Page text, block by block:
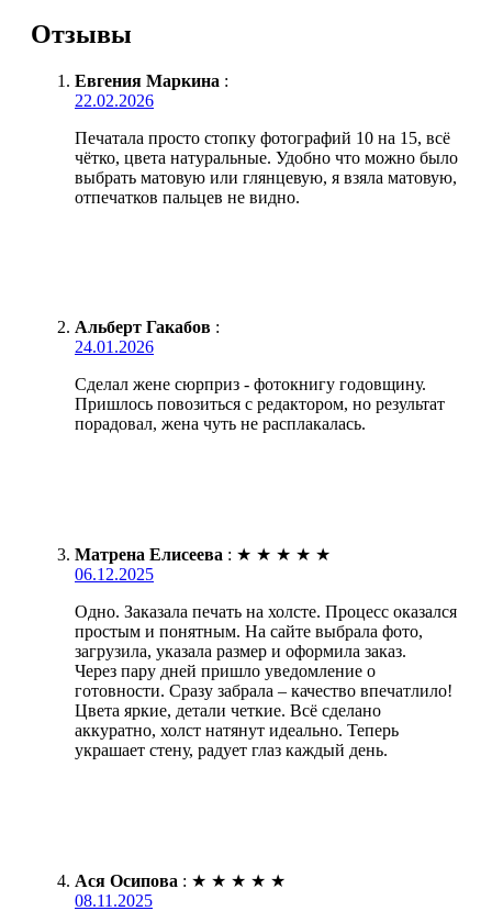
Отзывы
Евгения Маркина :
22.02.2026
Печатала просто стопку фотографий 10 на 15, всё
чётко, цвета натуральные. Удобно что можно было
выбрать матовую или глянцевую, я взяла матовую,
отпечатков пальцев не видно.
Альберт Гакабов :
24.01.2026
Сделал жене сюрприз - фотокнигу годовщину.
Пришлось повозиться с редактором, но результат
порадовал, жена чуть не расплакалась.
Матрена Елисеева : ★ ★ ★ ★ ★
06.12.2025
Одно. Заказала печать на холсте. Процесс оказался
простым и понятным. На сайте выбрала фото,
загрузила, указала размер и оформила заказ.
Через пару дней пришло уведомление о
готовности. Сразу забрала – качество впечатлило!
Цвета яркие, детали четкие. Всё сделано
аккуратно, холст натянут идеально. Теперь
украшает стену, радует глаз каждый день.
Ася Осипова : ★ ★ ★ ★ ★
08.11.2025